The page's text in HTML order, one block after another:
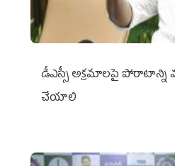
డీఎస్సీ అక్రమాలపై పోరాటాన్ని
చేయాలి